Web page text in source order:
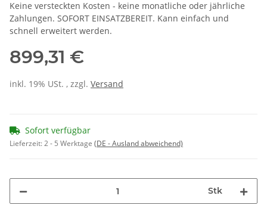
Keine versteckten Kosten - keine monatliche oder jährliche
Zahlungen. SOFORT EINSATZBEREIT. Kann einfach und
schnell erweitert werden.
899,31 €
inkl. 19% USt. , zzgl. Versand
Sofort verfügbar
Lieferzeit:2 - 5 Werktage (DE - Ausland abweichend)
Stk